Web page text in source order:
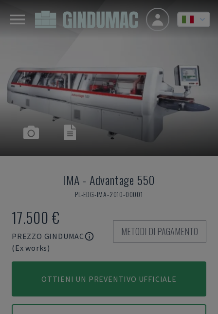
IMA - Advantage 550
PL-EDG-IMA-2010-00001
17.500 €
PREZZO GINDUMAC
(Ex works)
METODI DI PAGAMENTO
OTTIENI UN PREVENTIVO UFFICIALE